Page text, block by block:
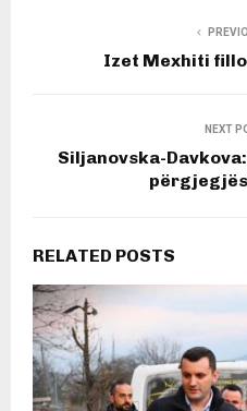
Izet Mexhiti
NEXT
Siljanovska-
RELATED POSTS